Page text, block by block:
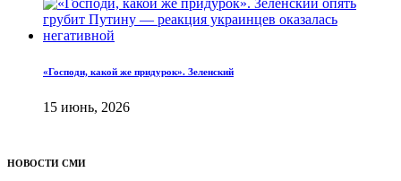
«Господи, какой же придурок». Зеленский
15 июнь, 2026
НОВОСТИ СМИ